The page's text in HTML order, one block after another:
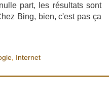
part, les résultats sont
Bing, bien, c'est pas ça
Internet